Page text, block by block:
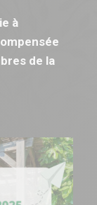
à
de la